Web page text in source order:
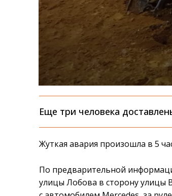
Еще три человека
Жуткая авария произошла в 5
По предварительной
улицы Лобова в сторону улицы